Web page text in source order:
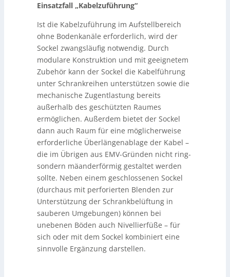
Einsatzfall „Kabelzuführung“
Ist die Kabelzuführung im Aufstellbereich
ohne Bodenkanäle erforderlich, wird der
Sockel zwangsläufig notwendig. Durch
modulare Konstruktion und mit geeignetem
Zubehör kann der Sockel die Kabelführung
unter Schrankreihen unterstützen sowie die
mechanische Zugentlastung bereits
außerhalb des geschützten Raumes
ermöglichen. Außerdem bietet der Sockel
dann auch Raum für eine möglicherweise
erforderliche Überlängenablage der Kabel –
die im Übrigen aus EMV-Gründen nicht ring-
sondern mäanderförmig gestaltet werden
sollte. Neben einem geschlossenen Sockel
(durchaus mit perforierten Blenden zur
Unterstützung der Schrankbelüftung in
sauberen Umgebungen) können bei
unebenen Böden auch Nivellierfüße – für
sich oder mit dem Sockel kombiniert eine
sinnvolle Ergänzung darstellen.